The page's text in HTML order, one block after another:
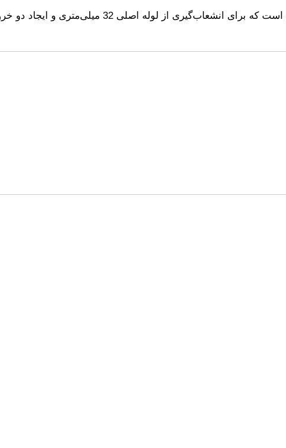
است که برای انشعاب‌گیری از لوله اصلی 32 میلی‌متری و ایجاد دو خروجی 20 میلی‌متری در شبکه